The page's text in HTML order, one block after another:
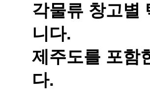
니다.
다.